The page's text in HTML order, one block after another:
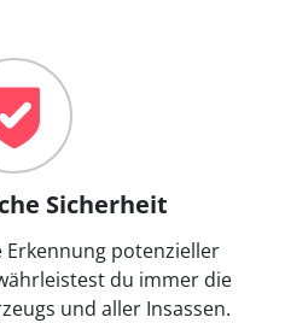
Sicherheit
potenzieller
du immer die
und aller Insassen.